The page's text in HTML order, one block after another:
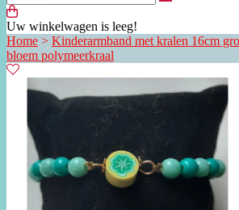
Uw winkelwagen is leeg!
Home > Kinderarmband met kralen 16cm
bloem polymeerkraal